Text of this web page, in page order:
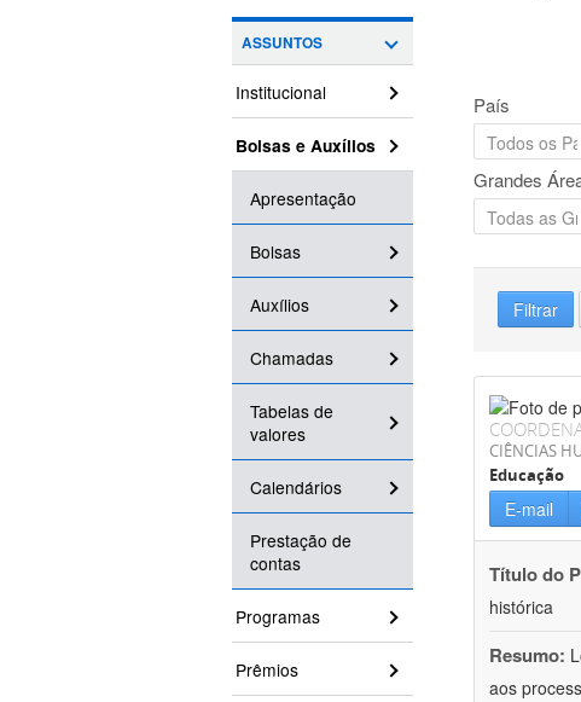
ASSUNTOS
Institucional
Bolsas e Auxílios
Apresentação
Bolsas
Auxílios
Chamadas
Tabelas de
valores
Calendários
Prestação de
contas
Programas
Prêmios
País
Grandes
Filtrar
CIÊNCIAS
Educação
E-mail
Título do
histórica
Resumo:
aos